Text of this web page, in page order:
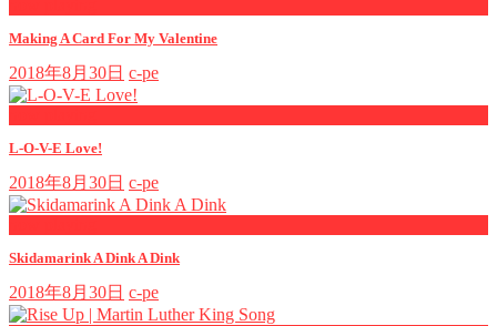
Making A Card For My Valentine
2018年8月30日 c-pe
L-O-V-E Love!
2018年8月30日 c-pe
Skidamarink A Dink A Dink
2018年8月30日 c-pe